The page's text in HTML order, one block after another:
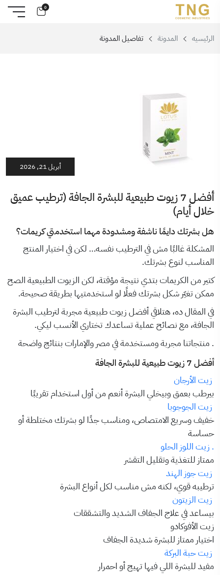
0
الرئيسيه المدونة تفاصيل المدونة
أبريل 21, 2026
أفضل 7 زيوت طبيعية للبشرة الجافة (ترطيب عميق
خلال أيام)
هل بشرتك دايمًا ناشفة ومشدودة مهما استخدمتي كريمات؟
المشكلة غالبًا مش في الترطيب نفسه… لكن في اختيار المنتج
المناسب لنوع بشرتك.
كتير من الكريمات بتدي نتيجة مؤقتة، لكن الزيوت الطبيعية الصح
ممكن تغيّر شكل بشرتك فعلًا لو استخدمتيها بطريقة صحيحة.
في المقال ده، هتلاقي أفضل زيوت طبيعية مجربة لترطيب البشرة
الجافة، مع نصائح عملية تساعدك تختاري الأنسب ليكي.
. منتجاتنا مجربة ومستخدمة في مصر والإمارات بنتائج واضحة
أفضل 7 زيوت طبيعية للبشرة الجافة
زيت الأرجان
بيرطب بعمق وبيخلي البشرة أنعم من أول استخدام تقريبًا
زيت الجوجوبا
خفيف وسريع الامتصاص، ومناسب جدًا لو بشرتك مختلطة أو
حساسة
. زيت اللوز الحلو
ممتاز للتغذية وتقليل التقشر
زيت جوز الهند
ترطيبه قوي، لكنه مش مناسب لكل أنواع البشرة
زيت الزيتون
بيساعد في علاج الجفاف الشديد والتشققات
زيت الأفوكادو
اختيار ممتاز للبشرة شديدة الجفاف
زيت حبة البركة
مفيد للبشرة اللي فيها تهيج أو احمرار